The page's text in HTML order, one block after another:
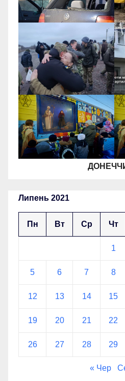
Липень 2021
Пн Вт Ср Чт
1
5 6 7 8
12 13 14 15
19 20 21 22
26 27 28 29
« Чер